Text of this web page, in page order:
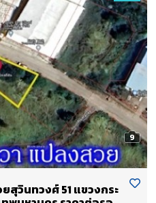
9
สุวินทวงศ์ 51 แขวงกระ